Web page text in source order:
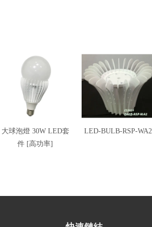
大球泡燈 30W LED套
件 [高功率]
LED-BULB-RSP-WA2